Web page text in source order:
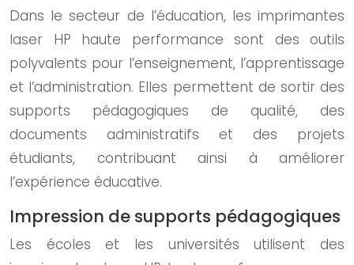
Dans le secteur de l’éducation, les imprimantes
laser HP haute performance sont des outils
polyvalents pour l’enseignement, l’apprentissage
et l’administration. Elles permettent de sortir des
supports pédagogiques de qualité, des
documents administratifs et des projets
étudiants, contribuant ainsi à améliorer
l’expérience éducative.
Impression de supports pédagogiques
Les écoles et les universités utilisent des